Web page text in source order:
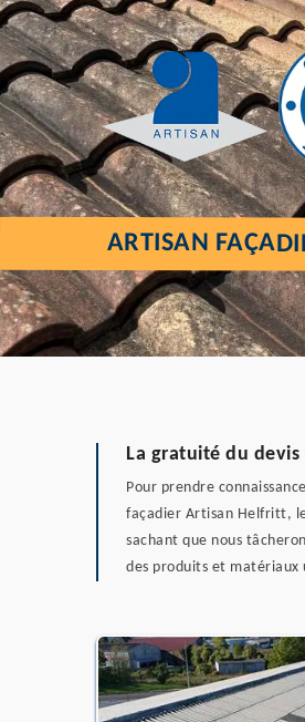
ARTISAN
La gratuité du devis
Pour prendre
façadier Artisan Helfritt,
sachant que nous
des produits et